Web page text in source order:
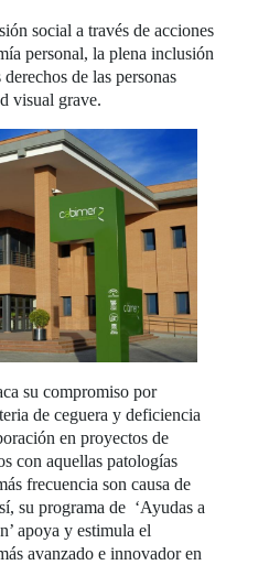
social a través de acciones
personal, la plena inclusión
de las personas
visual grave.
su compromiso por
de ceguera y deficiencia
en proyectos de
con aquellas patologías
frecuencia son causa de
su programa de ‘Ayudas a
apoya y estimula el
avanzado e innovador en